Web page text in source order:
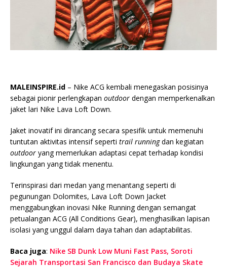
MALEINSPIRE.id – Nike ACG kembali menegaskan posisinya
sebagai pionir perlengkapan outdoor dengan memperkenalkan
jaket lari Nike Lava Loft Down.
Jaket inovatif ini dirancang secara spesifik untuk memenuhi
tuntutan aktivitas intensif seperti trail runningdan kegiatan
outdoor yang memerlukan adaptasi cepat terhadap kondisi
lingkungan yang tidak menentu.
Terinspirasi dari medan yang menantang seperti di
pegunungan Dolomites, Lava Loft Down Jacket
menggabungkan inovasi Nike Runningdengan semangat
petualangan ACG (All Conditions Gear), menghasilkan lapisan
isolasi yang unggul dalam daya tahan dan adaptabilitas.
Baca juga: Nike SB Dunk Low Muni Fast Pass, Soroti
Sejarah Transportasi San Francisco dan Budaya Skate